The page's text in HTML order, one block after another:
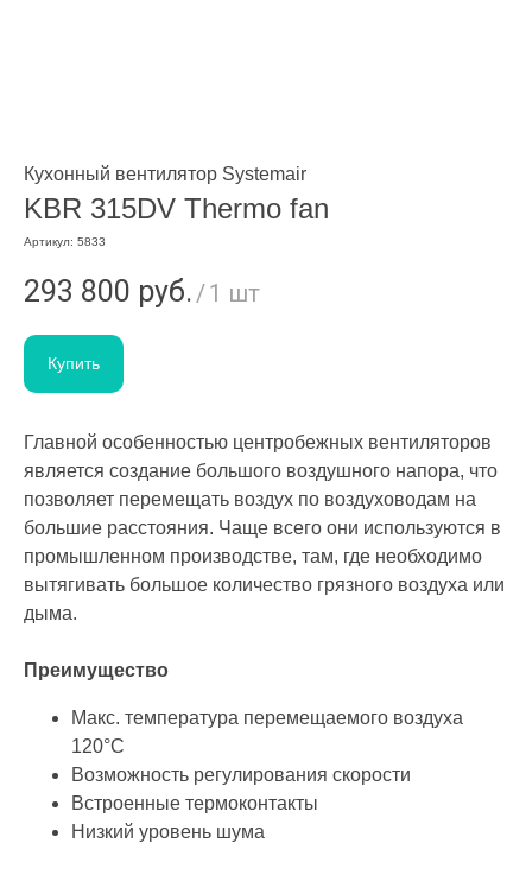
Кухонный вентилятор Systemair
KBR 315DV Thermo fan
Артикул: 5833
293 800 руб./1 шт
Купить
Главной особенностью центробежных вентиляторов
является создание большого воздушного напора, что
позволяет перемещать воздух по воздуховодам на
большие расстояния. Чаще всего они используются в
промышленном производстве, там, где необходимо
вытягивать большое количество грязного воздуха или
дыма.
Преимущество
Макс. температура перемещаемого воздуха
120°C
Возможность регулирования скорости
Встроенные термоконтакты
Низкий уровень шума